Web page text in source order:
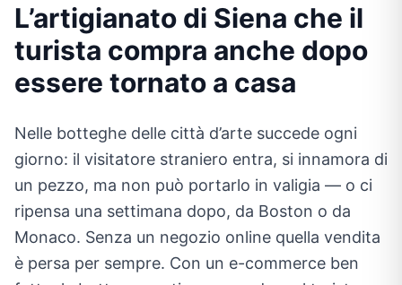
L’artigianato di Siena che il
turista compra anche dopo
essere tornato a casa
Nelle botteghe delle città d’arte succede ogni
giorno: il visitatore straniero entra, si innamora di
un pezzo, ma non può portarlo in valigia — o ci
ripensa una settimana dopo, da Boston o da
Monaco. Senza un negozio online quella vendita
è persa per sempre. Con un e-commerce ben